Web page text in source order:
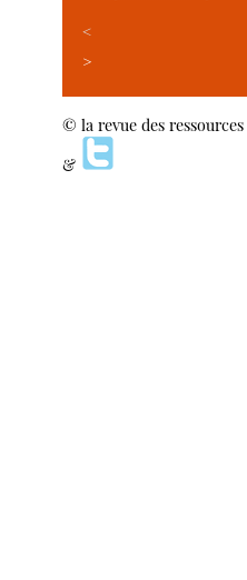
<
>
© la revue des
&